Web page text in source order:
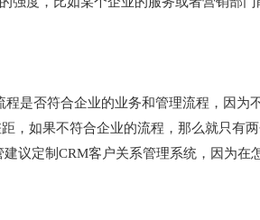
是否符合企业的业务和管理流程，因为
，如果不符合企业的流程，那么就只有
议定制CRM客户关系管理系统，因为在